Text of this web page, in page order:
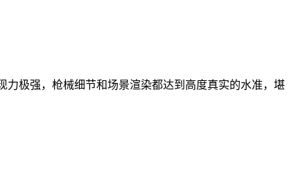
力极强，枪械细节和场景渲染都达到高度真实的水准，堪